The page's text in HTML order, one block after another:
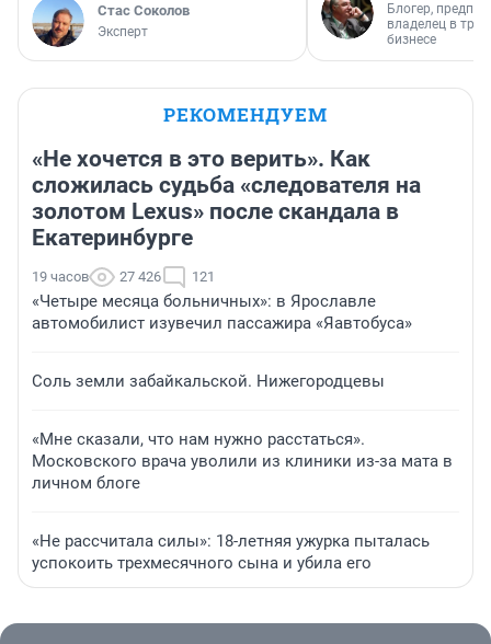
Стас Соколов
Эксперт
Блогер,
владелец в
бизнесе
РЕКОМЕНДУЕМ
«Не хочется в это верить». Как
сложилась судьба «следователя на
золотом Lexus» после скандала в
Екатеринбурге
19 часов 27 426 121
«Четыре месяца больничных»: в Ярославле
автомобилист изувечил пассажира «Яавтобуса»
Соль земли забайкальской. Нижегородцевы
«Мне сказали, что нам нужно расстаться».
Московского врача уволили из клиники из-за мата в
личном блоге
«Не рассчитала силы»: 18-летняя ужурка пыталась
успокоить трехмесячного сына и убила его